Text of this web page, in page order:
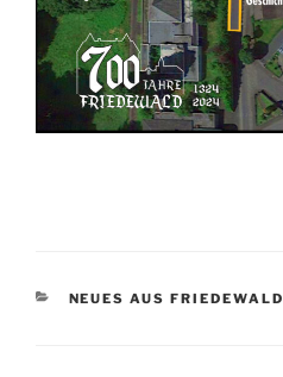
KATEGORIEN
NEUES AUS FRIEDEWALD